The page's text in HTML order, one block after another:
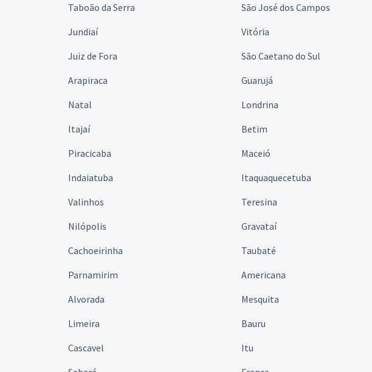
Taboão da Serra
São José dos Campos
Jundiaí
Vitória
Juiz de Fora
São Caetano do Sul
Arapiraca
Guarujá
Natal
Londrina
Itajaí
Betim
Piracicaba
Maceió
Indaiatuba
Itaquaquecetuba
Valinhos
Teresina
Nilópolis
Gravataí
Cachoeirinha
Taubaté
Parnamirim
Americana
Alvorada
Mesquita
Limeira
Bauru
Cascavel
Itu